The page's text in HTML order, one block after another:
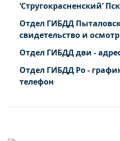
‘Стругокрасненский’
Отдел ГИБДД
свидетельство и
Отдел ГИБДД дви -
Отдел ГИБДД Ро -
телефон